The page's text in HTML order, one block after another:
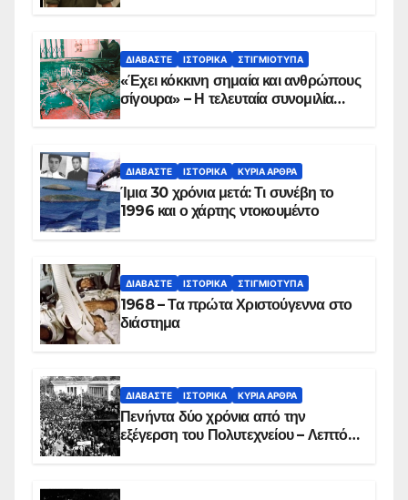
ΔΙΑΒΆΣΤΕ ΙΣΤΟΡΙΚΆ ΣΤΙΓΜΙΌΤΥΠΑ
«Έχει κόκκινη σημαία και ανθρώπους
σίγουρα» – Η τελευταία συνομιλία
ΔΙΑΒΆΣΤΕ ΙΣΤΟΡΙΚΆ ΚΥΡΙΑ ΑΡΘΡΑ
Ίμια 30 χρόνια μετά: Τι συνέβη το
1996 και ο χάρτης ντοκουμέντο
ΔΙΑΒΆΣΤΕ ΙΣΤΟΡΙΚΆ ΣΤΙΓΜΙΌΤΥΠΑ
1968 – Τα πρώτα Χριστούγεννα στο
διάστημα
ΔΙΑΒΆΣΤΕ ΙΣΤΟΡΙΚΆ ΚΥΡΙΑ ΑΡΘΡΑ
Πενήντα δύο χρόνια από την
εξέγερση του Πολυτεχνείου – Λεπτό